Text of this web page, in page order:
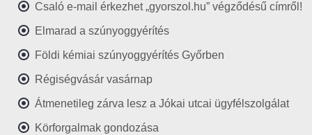
Csaló e-mail érkezhet „gyorszol.hu” végződésű címről!
Elmarad a szúnyoggyérítés
Földi kémiai szúnyoggyérítés Győrben
Régiségvásár vasárnap
Átmenetileg zárva lesz a Jókai utcai ügyfélszolgálat
Körforgalmak gondozása